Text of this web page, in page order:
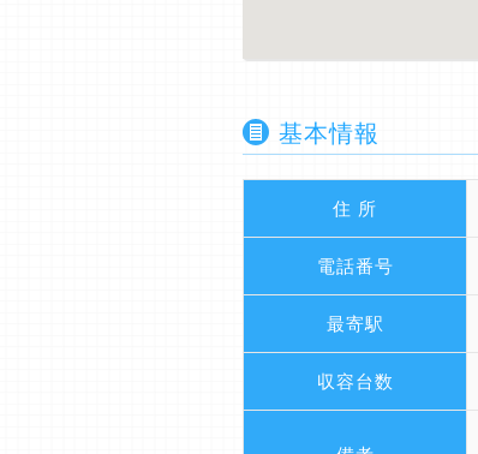
基本情報
住 所
電話番号
最寄駅
収容台数